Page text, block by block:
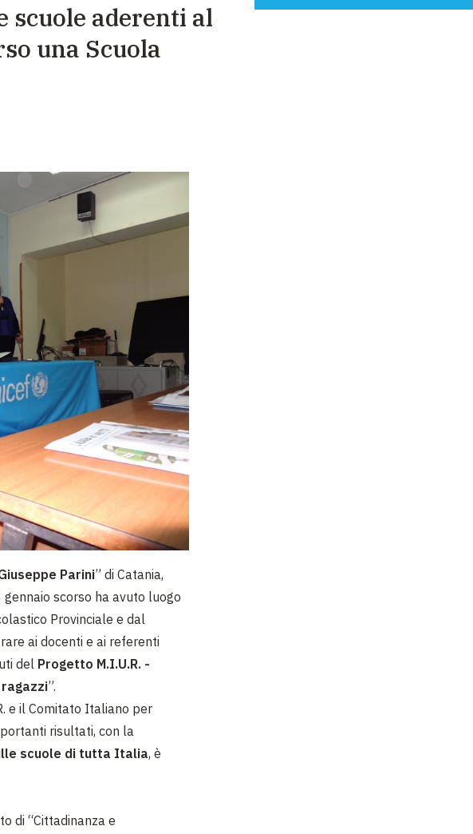
scuole aderenti al
una Scuola
Parini” di Catania,
gennaio scorso ha avuto luogo
Provinciale e dal
ai docenti e ai referenti
del Progetto M.I.U.R. -
ragazzi”.
e il Comitato Italiano per
risultati, con la
scuole di tutta Italia, è
di “Cittadinanza e